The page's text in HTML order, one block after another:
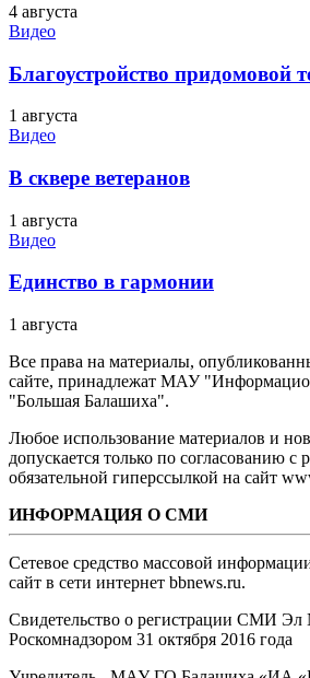
4 августа
Видео
Благоустройство придомовой
1 августа
Видео
В сквере ветеранов
1 августа
Видео
Единство в гармонии
1 августа
Все права на материалы,
сайте, принадлежат МАУ
"Большая Балашиха".
Любое использование материалов и
допускается только по согласованию с
обязательной гиперссылкой на сайт
ИНФОРМАЦИЯ О СМИ
Сетевое средство массовой
сайт в сети интернет bbnews.ru.
Свидетельство о регистрации СМИ
Роскомнадзором 31 октября 2016 года